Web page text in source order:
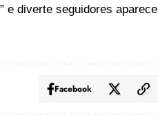
e diverte seguidores aparece
Facebook